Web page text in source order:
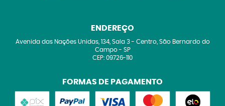
ENDEREÇO
Avenida das Nações Unidas, 134, Sala 3- Centro, São Bernardo do
Campo- SP
CEP: 09726-110
FORMAS DE PAGAMENTO